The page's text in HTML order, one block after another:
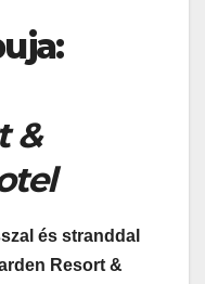
&
és stranddal
Resort &